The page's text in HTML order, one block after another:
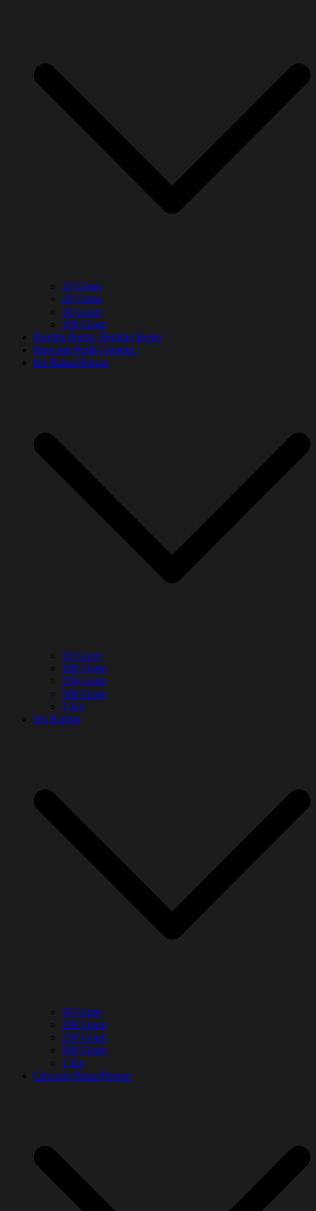
10 Gram
20 Gram
50 Gram
100 Gram
Bumbu Resto :Bumbu Resto
Bawang Putih Goreng :
Iris Biasa/Honan
50 Gram
100 Gram
250 Gram
500 Gram
1 Kg
Iris Kating
50 Gram
100 Gram
250 Gram
500 Gram
1 Kg
Cincang Biasa/Honan